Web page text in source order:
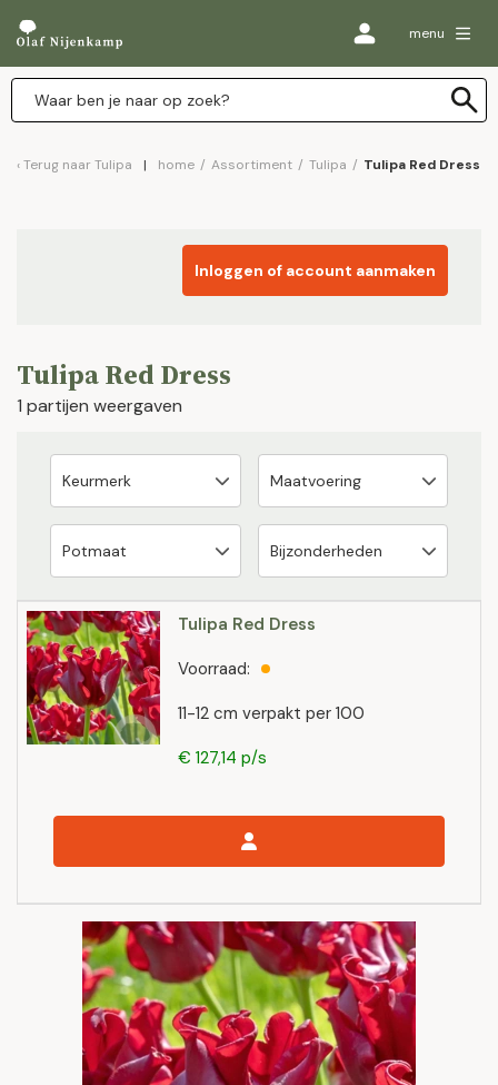
menu
Terug naar Tulipa home / Assortiment / Tulipa / Tulipa Red Dress
Inloggen of account aanmaken
Tulipa Red Dress
1 partijen weergaven
Tulipa Red Dress
11-12 cm verpakt per 100
Voorraad:
€ 127,14 p/s